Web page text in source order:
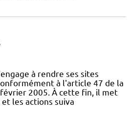
à rendre ses sites
à l'article 47 de la
2005. À cette fin, il met
les actions suiva